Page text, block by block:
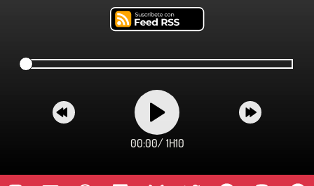
00:00/ 1H10